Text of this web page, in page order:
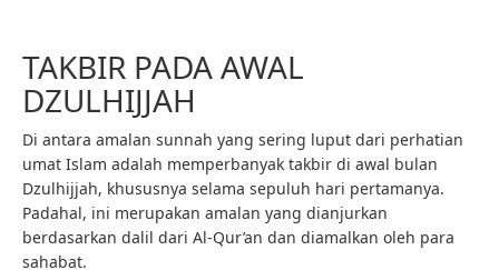
TAKBIR PADA AWAL
DZULHIJJAH
Di antara amalan sunnah yang sering luput dari perhatian
umat Islam adalah memperbanyak takbir di awal bulan
Dzulhijjah, khususnya selama sepuluh hari pertamanya.
Padahal, ini merupakan amalan yang dianjurkan
berdasarkan dalil dari Al-Qur’an dan diamalkan oleh para
sahabat.